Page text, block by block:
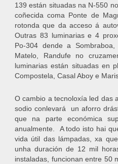
139 están situadas na N-550
coñecida coma Ponte de
rotonda que da acceso á
Outras 83 luminarias e 4
Po-304 dende a
Matelo, Randufe no
luminarias están situadas en
Compostela, Casal Aboy e
O cambio a tecnoloxía led das
sodio conlevará un aforro
que na parte económica
anualmente. A todo isto hai
vida útil das lámpadas, xa
unha duración de 12 mil
instaladas, funcionan entre 50